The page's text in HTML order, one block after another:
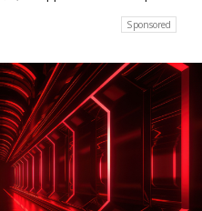
Sponsored